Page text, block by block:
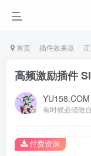
首页 插件效果器
高频激励插件
YU158.COM
有时候必须做
付费资源